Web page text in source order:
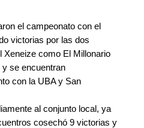
el campeonato con el
victorias por las dos
Xeneize como El Millonario
se encuentran
con la UBA y San
al conjunto local, ya
cosechó 9 victorias y